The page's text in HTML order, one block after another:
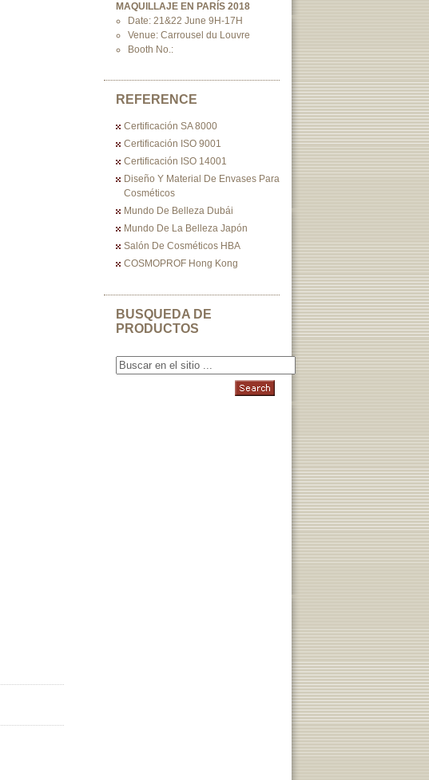
MAQUILLAJE EN PARÍS 2018
Date: 21&22 June 9H-17H
Venue: Carrousel du Louvre
Booth No.:
REFERENCE
Certificación SA 8000
Certificación ISO 9001
Certificación ISO 14001
Diseño Y Material De Envases Para
Cosméticos
Mundo De Belleza Dubái
Mundo De La Belleza Japón
Salón De Cosméticos HBA
COSMOPROF Hong Kong
BUSQUEDA DE
PRODUCTOS